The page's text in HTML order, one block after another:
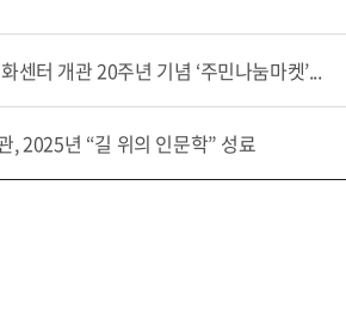
센터 개관 20주년 기념 ‘주민나눔마켓’...
, 2025년 “길 위의 인문학” 성료